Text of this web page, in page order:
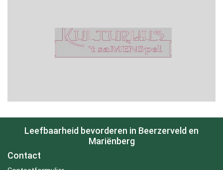
Leefbaarheid bevorderen in Beerzerveld en
Mariënberg
Contact